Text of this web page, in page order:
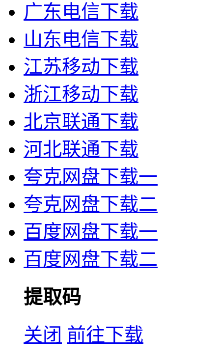
广东电信下载
山东电信下载
江苏移动下载
浙江移动下载
北京联通下载
河北联通下载
夸克网盘下载一
夸克网盘下载二
百度网盘下载一
百度网盘下载二
提取码
关闭 前往下载